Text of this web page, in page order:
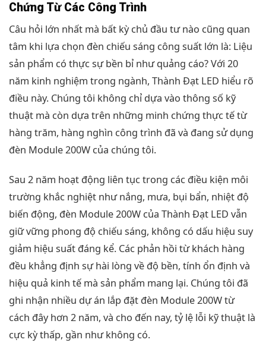
Chứng Từ Các Công Trình
Câu hỏi lớn nhất mà bất kỳ chủ đầu tư nào cũng quan
tâm khi lựa chọn đèn chiếu sáng công suất lớn là: Liệu
sản phẩm có thực sự bền bỉ như quảng cáo? Với 20
năm kinh nghiệm trong ngành, Thành Đạt LED hiểu rõ
điều này. Chúng tôi không chỉ dựa vào thông số kỹ
thuật mà còn dựa trên những minh chứng thực tế từ
hàng trăm, hàng nghìn công trình đã và đang sử dụng
đèn Module 200W của chúng tôi.
Sau 2 năm hoạt động liên tục trong các điều kiện môi
trường khắc nghiệt như nắng, mưa, bụi bẩn, nhiệt độ
biến động, đèn Module 200W của Thành Đạt LED vẫn
giữ vững phong độ chiếu sáng, không có dấu hiệu suy
giảm hiệu suất đáng kể. Các phản hồi từ khách hàng
đều khẳng định sự hài lòng về độ bền, tính ổn định và
hiệu quả kinh tế mà sản phẩm mang lại. Chúng tôi đã
ghi nhận nhiều dự án lắp đặt đèn Module 200W từ
cách đây hơn 2 năm, và cho đến nay, tỷ lệ lỗi kỹ thuật là
cực kỳ thấp, gần như không có.